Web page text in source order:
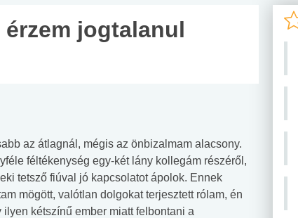
jogtalanul
az átlagnál, mégis az önbizalmam alacsony.
féltékenység egy-két lány kollegám részéről,
tetsző fiúval jó kapcsolatot ápolok. Ennek
mögött, valótlan dolgokat terjesztett rólam, én
kétszínű ember miatt felbontani a